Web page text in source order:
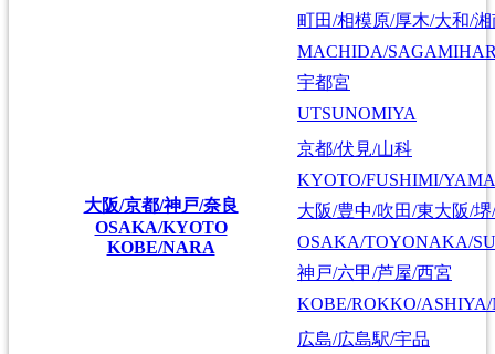
町田/相模原/厚木/大和/湘
MACHIDA/
宇都宮
UTSUNOMIYA
大阪/京都/神戸/奈良
OSAKA/KYOTO
KOBE/NARA
京都/伏見/山科
KYOTO/FUSHIMI/
大阪/豊中/吹田/東大阪/
OSAKA/TOYONAKA/
神戸/六甲/芦屋/西宮
KOBE/ROKKO/
広島/広島駅/宇品